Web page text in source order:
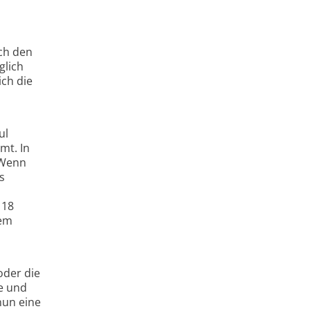
den
die
In
die
und
eine